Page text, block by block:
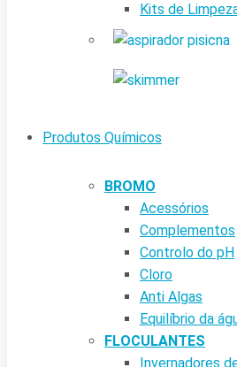
Kits de
Produtos Químicos
BROMO
Acessórios
Complementos
Controlo do pH
Cloro
Anti Algas
Equilíbrio da
FLOCULANTES
Invernadores